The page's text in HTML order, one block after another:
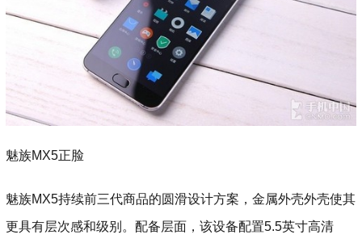
魅族MX5正脸
魅族MX5持续前三代商品的圆滑设计方案，金属外壳外壳使其
更具有层次感和级别。配备层面，该设备配置5.5英寸高清